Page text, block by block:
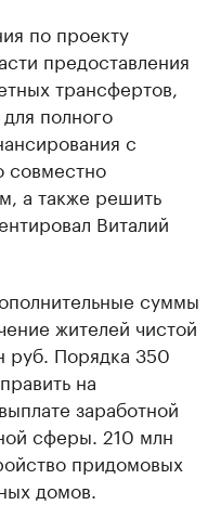
по проекту
предоставления
трансфертов,
полного
с
а также решить
Виталий
суммы
жителей чистой
руб. Порядка 350
на
заработной
сферы. 210 млн
придомовых
домов.